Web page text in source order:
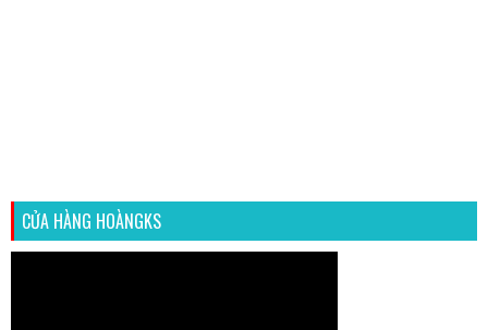
CỬA HÀNG HOÀNGKS